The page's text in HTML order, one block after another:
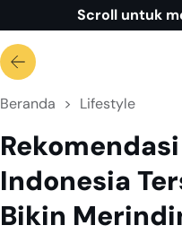
Scroll untuk
Beranda Lifestyle
Indonesia
Bikin